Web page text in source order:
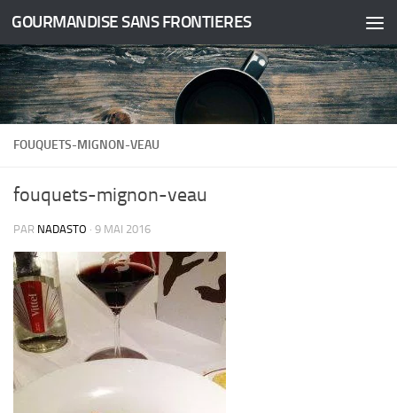
Skip to content
GOURMANDISE SANS FRONTIERES
FOUQUETS-MIGNON-VEAU
fouquets-mignon-veau
PAR NADASTO · 9 MAI 2016